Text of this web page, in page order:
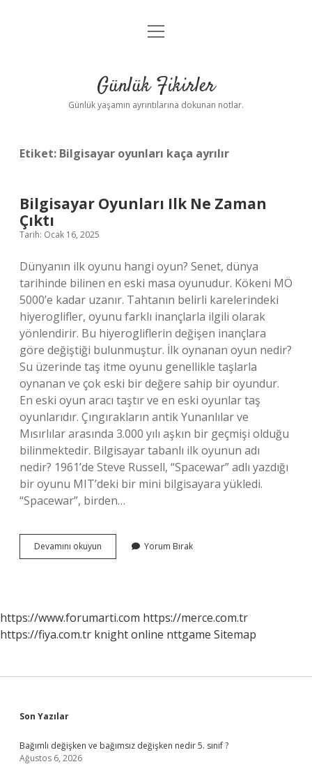
Anasayfa
Yasal Uyarı
menüyü
Günlük Fikirler
Günlük yaşamın ayrıntılarına dokunan notlar.
Etiket: Bilgisayar oyunları kaça ayrılır
Bilgisayar Oyunları Ilk Ne Zaman
Çıktı
Tarih: Ocak 16, 2025
Dünyanın ilk oyunu hangi oyun? Senet, dünya
tarihinde bilinen en eski masa oyunudur. Kökeni MÖ
5000’e kadar uzanır. Tahtanın belirli karelerindeki
hiyeroglifler, oyunu farklı inançlarla ilgili olarak
yönlendirir. Bu hiyerogliflerin değişen inançlara
göre değiştiği bulunmuştur. İlk oynanan oyun nedir?
Su üzerinde taş itme oyunu genellikle taşlarla
oynanan ve çok eski bir değere sahip bir oyundur.
En eski oyun aracı taştır ve en eski oyunlar taş
oyunlarıdır. Çıngırakların antik Yunanlılar ve
Mısırlılar arasında 3.000 yılı aşkın bir geçmişi olduğu
bilinmektedir. Bilgisayar tabanlı ilk oyunun adı
nedir? 1961’de Steve Russell, “Spacewar” adlı yazdığı
bir oyunu MIT’deki bir mini bilgisayara yükledi.
“Spacewar”, birden…
Devamını okuyun Bilgisayar
Oyunları
Yorum Bırak
https://www.forumarti.com https://merce.com.tr
https://fiya.com.tr knight online nttgame Sitemap
Sidebar
Son Yazılar
Bağımlı değişken ve bağımsız değişken nedir 5. sınıf ?
Ağustos 6, 2026